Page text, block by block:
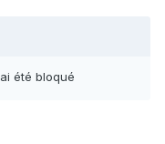
été bloqué